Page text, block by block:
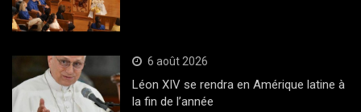
6 août 2026
Léon XIV se rendra en Amérique latine à
la fin de l’année